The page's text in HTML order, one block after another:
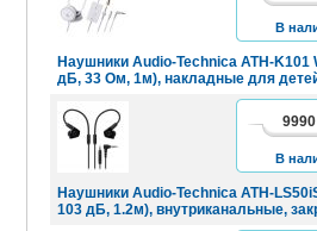
Наушники Audio-Technica ATH-K101
дБ, 33 Ом, 1м), накладные для
В
Наушники Audio-Technica ATH-
103 дБ, 1.2м), внутриканальные,
9990
В